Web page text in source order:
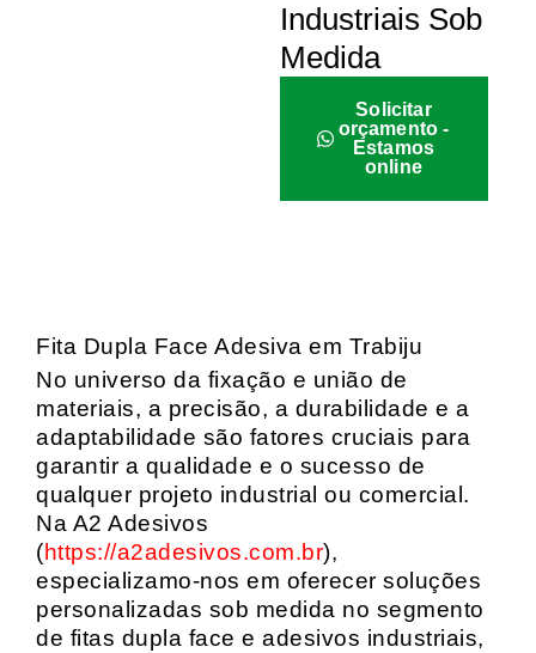
Industriais Sob
Medida
Solicitar
orçamento -
Estamos
online
Fita Dupla Face Adesiva em Trabiju
No universo da fixação e união de
materiais, a precisão, a durabilidade e a
adaptabilidade são fatores cruciais para
garantir a qualidade e o sucesso de
qualquer projeto industrial ou comercial.
Na A2 Adesivos
(https://a2adesivos.com.br),
especializamo-nos em oferecer soluções
personalizadas sob medida no segmento
de fitas dupla face e adesivos industriais,